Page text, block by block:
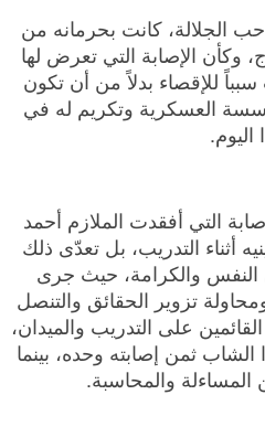
الجلالة، كانت بحرمانه من
وكأن الإصابة التي تعرض لها
للإقصاء بدلاً من أن تكون
العسكرية وتكريم له في
اليوم.
التي أفقدت الملازم أحمد
أثناء التدريب، بل تعدّى ذلك
والكرامة، حيث جرى
تزوير الحقائق والتنصل
على التدريب والميدان،
ثمن إصابته وحده، بينما
المساءلة والمحاسبة.